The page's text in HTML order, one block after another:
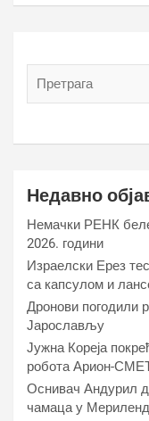
Недавно
Немачки РЕНК
2026. години
Израелски Ерез
са капсулом и
Дронови погодили
Јарослављу
Јужна Кореја
робота Арион-
Оснивач Андурил
чамаца у